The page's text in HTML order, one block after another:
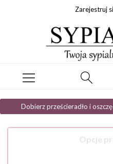
Zarejestruj
Dobierz prześcieradło i
Opcje